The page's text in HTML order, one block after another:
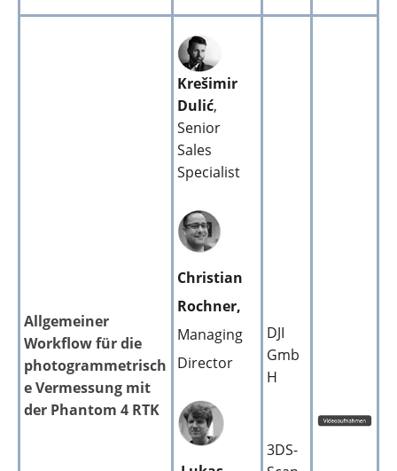
Allgemeiner
Workflow für die
photogrammetrisch
e Vermessung mit
der Phantom 4 RTK
Krešimir
Dulić,
Senior
Sales
Specialist
Christian
Rochner,
Managing
Director
DJI
Gmb
H
3DS-